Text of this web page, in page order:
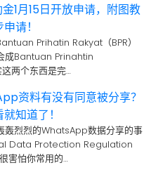
金1月15日开放申请，附图教
请！
Prihatin Rakyat（BPR）
成Bantuan Prinahtin
两个东西是完…
资料有没有同意被分享？
知道了！
轰烈烈的WhatsApp数据分享的事
Data Protection Regulation
害怕你常用的…